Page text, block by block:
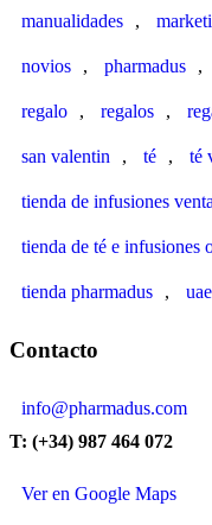
manualidades ,
novios , pharmadus ,
regalo , regalos ,
san valentin , té , té
tienda de infusiones
tienda de té e infusiones
tienda pharmadus , uae
Contacto
info@pharmadus.com
T: (+34) 987 464 072
Ver en Google Maps